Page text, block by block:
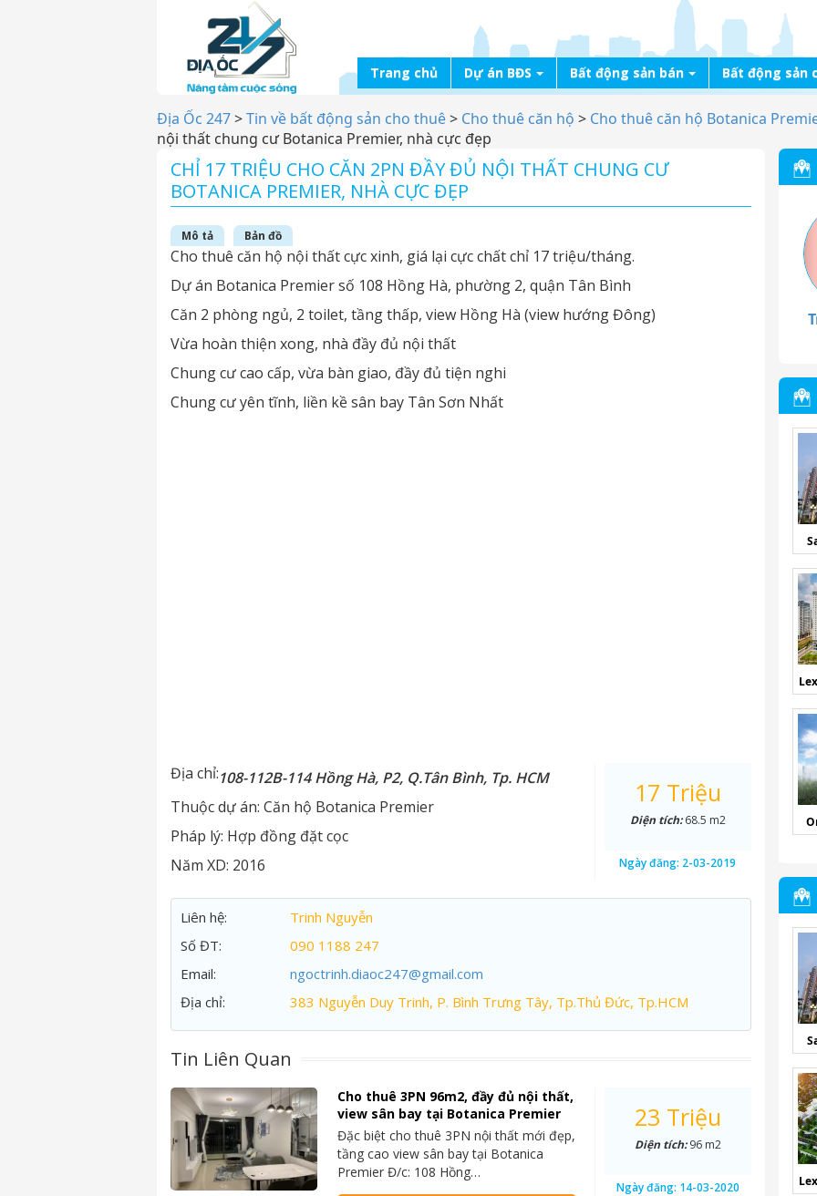
Trang chủ Dự án BĐS Bất động sản bán Bất động sản
Địa Ốc 247>Tin về bất động sản cho thuê> Cho thuê căn hộ > Cho thuê căn hộ Botanica
nội thất chung cư Botanica Premier, nhà cực đẹp
CHỈ 17 TRIỆU CHO CĂN 2PN ĐẦY ĐỦ NỘI THẤT CHUNG CƯ
BOTANICA PREMIER, NHÀ CỰC ĐẸP
Mô tả Bản đồ
Cho thuê căn hộ nội thất cực xinh, giá lại cực chất chỉ 17 triệu/tháng.
Dự án Botanica Premier số 108 Hồng Hà, phường 2, quận Tân Bình
Căn 2 phòng ngủ, 2 toilet, tầng thấp, view Hồng Hà (view hướng Đông)
Vừa hoàn thiện xong, nhà đầy đủ nội thất
Chung cư cao cấp, vừa bàn giao, đầy đủ tiện nghi
Chung cư yên tĩnh, liền kề sân bay Tân Sơn Nhất
Địa chỉ:108-112B-114 Hồng Hà, P2, Q.Tân Bình, Tp. HCM
Thuộc dự án: Căn hộ Botanica Premier
Pháp lý: Hợp đồng đặt cọc
Năm XD: 2016
17 Triệu
Diện tích:68.5 m2
Ngày đăng: 2-03-2019
Liên hệ:
Trinh Nguyễn
Số ĐT:
090 1188 247
Email:
ngoctrinh.diaoc247@gmail.com
Địa chỉ:
383 Nguyễn Duy Trinh, P. Bình Trưng Tây, Tp.Thủ Đức, Tp.HCM
Tin Liên Quan
Cho thuê 3PN 96m2, đầy đủ nội thất,
view sân bay tại Botanica Premier
Đặc biệt cho thuê 3PN nội thất mới đẹp,
tầng cao view sân bay tại Botanica
Premier Đ/c: 108 Hồng…
23 Triệu
Diện tích:96 m2
Ngày đăng: 14-03-2020